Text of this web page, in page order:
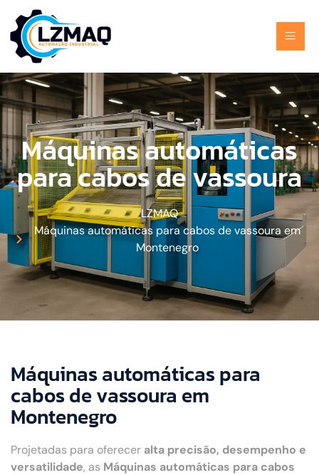
Máquinas automáticas
para cabos de vassoura
LZMAQ
Máquinas automáticas para cabos de vassoura em
Montenegro
Máquinas automáticas para
cabos de vassoura em
Montenegro
Projetadas para oferecer alta precisão, desempenho e
versatilidade, as Máquinas automáticas para cabos